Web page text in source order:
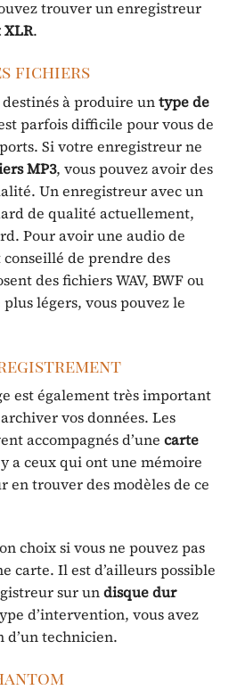
trouver un enregistreur
XLR.
fichiers
à produire untype de
parfois difficile pour vous de
Si votre enregistreur ne
MP3, vous pouvez avoir des
Un enregistreur avec un
de qualité actuellement,
Pour avoir une audio de
de prendre des
des fichiers WAV, BWF ou
légers, vous pouvez le
est également très important
vos données. Les
accompagnés d’une carte
a ceux qui ont une mémoire
en trouver des modèles de ce
choix si vous ne pouvez pas
carte. Il est d’ailleurs possible
sur undisque dur
d’intervention, vous avez
d’un technicien.